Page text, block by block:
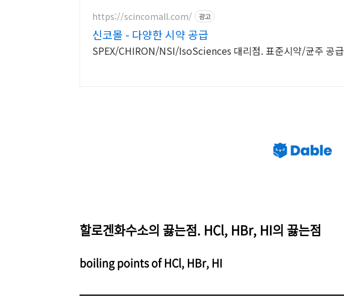
https://scincomall.com/ 광고
신코몰 - 다양한 시약 공급
SPEX/CHIRON/NSI/IsoSciences 대리점. 표준시약/균주 공급
할로겐화수소의 끓는점. HCl, HBr, HI의 끓는점
boiling points of HCl, HBr, HI